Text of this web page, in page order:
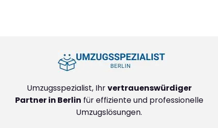
Umzugsspezialist, Ihrvertrauenswürdiger
Partner in Berlin für effiziente und professionelle
Umzugslösungen.